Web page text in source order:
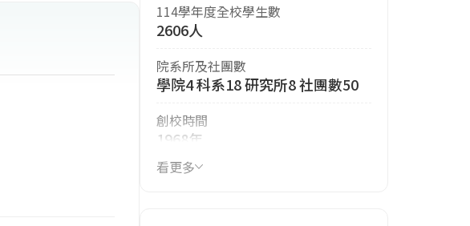
114學年度全校學生數
2606人
院系所及社團數
學院4 科系18 研究所8 社團數50
創校時間
1968年
114年生師比
看更多